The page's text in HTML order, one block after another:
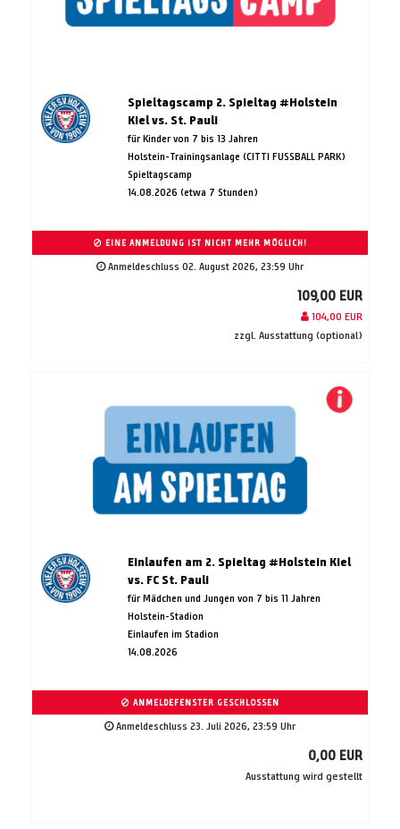
Spieltagscamp 2. Spieltag #Holstein
Kiel vs. St. Pauli
für Kinder von 7 bis 13 Jahren
Holstein-Trainingsanlage (CITTI FUSSBALL PARK)
Spieltagscamp
14.08.2026 (etwa 7 Stunden)
EINE ANMELDUNG IST NICHT MEHR MÖGLICH!
Anmeldeschluss 02. August 2026, 23:59 Uhr
109,00 EUR
104,00 EUR
zzgl. Ausstattung (optional)
Einlaufen am 2. Spieltag #Holstein Kiel
vs. FC St. Pauli
für Mädchen und Jungen von 7 bis 11 Jahren
Holstein-Stadion
Einlaufen im Stadion
14.08.2026
ANMELDEFENSTER GESCHLOSSEN
Anmeldeschluss 23. Juli 2026, 23:59 Uhr
0,00 EUR
Ausstattung wird gestellt